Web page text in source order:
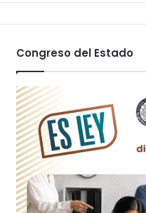
Congreso del Estado